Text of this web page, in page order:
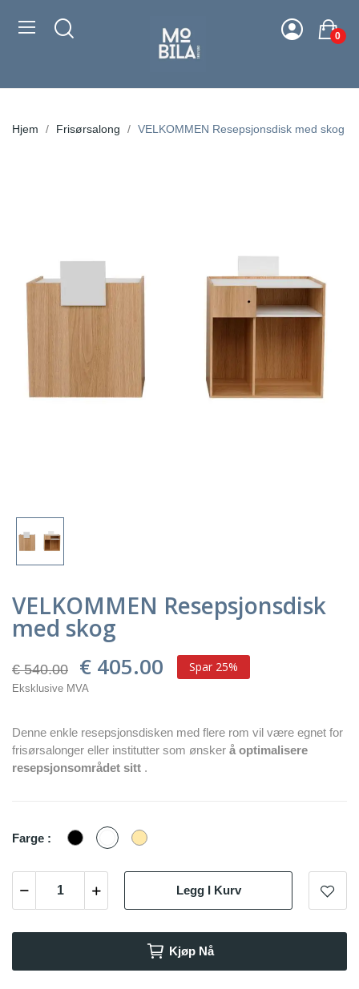
0
Hjem Frisørsalong VELKOMMEN Resepsjonsdisk med skog
VELKOMMEN Resepsjonsdisk
med skog
€ 540.00 € 405.00 Spar 25%
Eksklusive MVA
Denne enkle resepsjonsdisken med flere rom vil være egnet for
frisørsalonger eller institutter som ønsker å optimalisere
resepsjonsområdet sitt .
Farge : Sort Hvit
Bois
Legg I Kurv
Kjøp Nå